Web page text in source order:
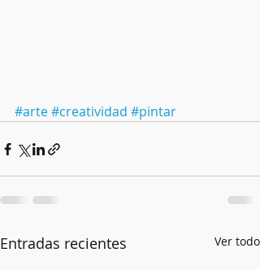
#arte#creatividad #pintar
Entradas recientes Ver todo